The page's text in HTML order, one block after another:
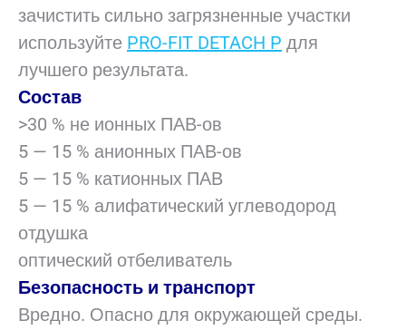
зачистить сильно загрязненные участки
используйте PRO-FIT DETACH P для
лучшего результата.
Состав
>30 % не ионных ПАВ-ов
5 — 15 % анионных ПАВ-ов
5 — 15 % катионных ПАВ
5 — 15 % алифатический углеводород
отдушка
оптический отбеливатель
Безопасность и транспорт
Вредно. Опасно для окружающей среды.